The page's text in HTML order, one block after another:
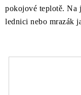
pokojové teplotě. Na
lednici nebo mrazák